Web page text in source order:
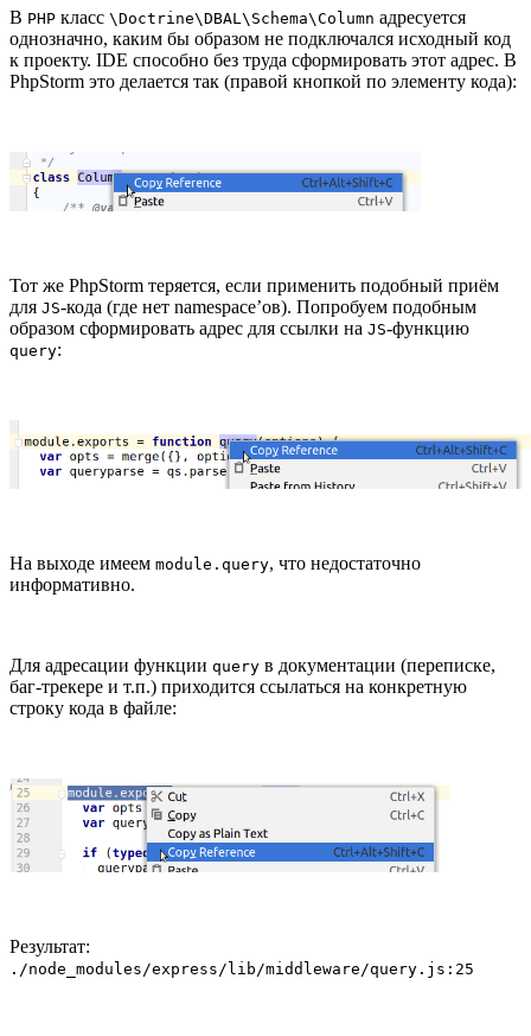
В PHP класс \Doctrine\DBAL\Schema\Column адресуется
однозначно, каким бы образом не подключался исходный код
к проекту. IDE способно без труда сформировать этот адрес. В
PhpStorm это делается так (правой кнопкой по элементу кода):
Тот же PhpStorm теряется, если применить подобный приём
для JS-кода (где нет namespace’ов). Попробуем подобным
образом сформировать адрес для ссылки на JS-функцию
query:
На выходе имеем module.query, что недостаточно
информативно.
Для адресации функции query в документации (переписке,
баг-трекере и т.п.) приходится ссылаться на конкретную
строку кода в файле:
Результат:
./node_modules/express/lib/middleware/query.js:25